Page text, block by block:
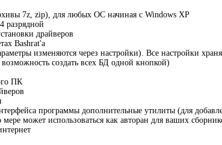
7z, zip), для любых ОС начиная с Windows XP
разрядной
драйверов
Bashrat'а
изменяются через настройки). Все настройки
создать всех БД одной кнопкой)
ПК
программы дополнительные утилиты (для
может использоваться как авторан для ваших